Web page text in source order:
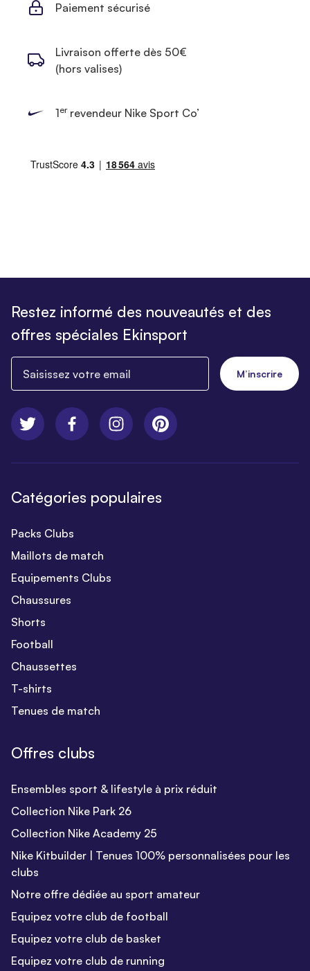
Paiement sécurisé
Livraison offerte dès 50€
(hors valises)
1errevendeur Nike Sport Co’
Restez informé des nouveautés et des
offres spéciales Ekinsport
M’inscrire
Catégories populaires
Packs Clubs
Maillots de match
Equipements Clubs
Chaussures
Shorts
Football
Chaussettes
T-shirts
Tenues de match
Offres clubs
Ensembles sport & lifestyle à prix réduit
Collection Nike Park 26
Collection Nike Academy 25
Nike Kitbuilder | Tenues 100% personnalisées pour les
clubs
Notre offre dédiée au sport amateur
Equipez votre club de football
Equipez votre club de basket
Equipez votre club de running